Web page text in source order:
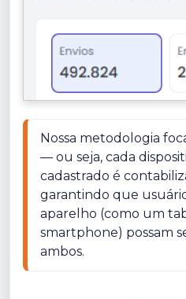
Nossa metodologia
— ou seja, cada
cadastrado é
garantindo que
aparelho (como um
smartphone) possam
ambos.